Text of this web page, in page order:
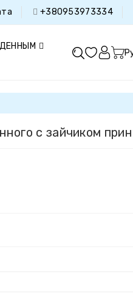
+380953973334
с зайчиком